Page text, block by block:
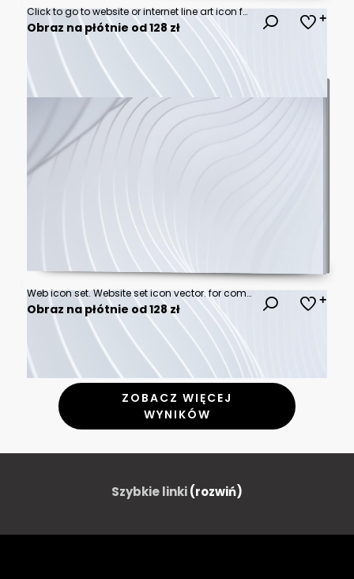
Click to go to website or internet line art icon for apps and websites
Obraz na płótnie od 128 zł
Web icon set. Website set icon vector. for computer and mobile
Obraz na płótnie od 128 zł
ZOBACZ WIĘCEJ
WYNIKÓW
Szybkie linki(rozwiń)